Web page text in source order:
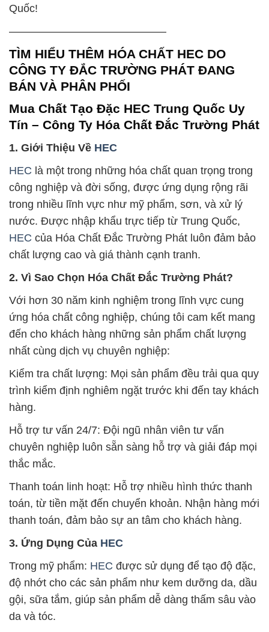
Quốc!
——————————————–
TÌM HIỂU THÊM HÓA CHẤT HEC DO
CÔNG TY ĐẮC TRƯỜNG PHÁT ĐANG
BÁN VÀ PHÂN PHỐI
Mua Chất Tạo Đặc HEC Trung Quốc Uy
Tín – Công Ty Hóa Chất Đắc Trường Phát
1. Giới Thiệu Về HEC
HEC là một trong những hóa chất quan trọng trong
công nghiệp và đời sống, được ứng dụng rộng rãi
trong nhiều lĩnh vực như mỹ phẩm, sơn, và xử lý
nước. Được nhập khẩu trực tiếp từ Trung Quốc,
HEC của Hóa Chất Đắc Trường Phát luôn đảm bảo
chất lượng cao và giá thành cạnh tranh.
2. Vì Sao Chọn Hóa Chất Đắc Trường Phát?
Với hơn 30 năm kinh nghiệm trong lĩnh vực cung
ứng hóa chất công nghiệp, chúng tôi cam kết mang
đến cho khách hàng những sản phẩm chất lượng
nhất cùng dịch vụ chuyên nghiệp:
Kiểm tra chất lượng: Mọi sản phẩm đều trải qua quy
trình kiểm định nghiêm ngặt trước khi đến tay khách
hàng.
Hỗ trợ tư vấn 24/7: Đội ngũ nhân viên tư vấn
chuyên nghiệp luôn sẵn sàng hỗ trợ và giải đáp mọi
thắc mắc.
Thanh toán linh hoạt: Hỗ trợ nhiều hình thức thanh
toán, từ tiền mặt đến chuyển khoản. Nhận hàng mới
thanh toán, đảm bảo sự an tâm cho khách hàng.
3. Ứng Dụng Của HEC
Trong mỹ phẩm: HEC được sử dụng để tạo độ đặc,
độ nhớt cho các sản phẩm như kem dưỡng da, dầu
gội, sữa tắm, giúp sản phẩm dễ dàng thấm sâu vào
da và tóc.